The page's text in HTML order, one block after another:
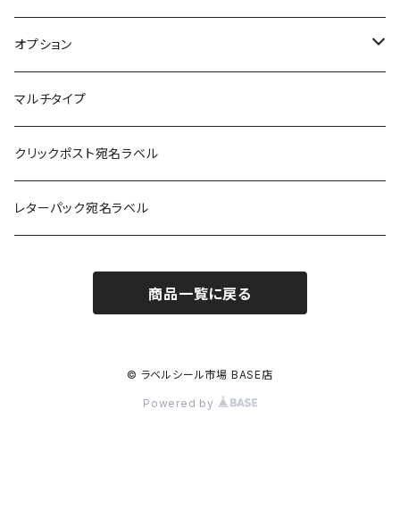
アート紙
光沢紙
耐水フィルム
訂正用
コート紙
光沢紙
和紙
フィルム
オプション
簡易印刷
マルチタイプ
クリックポスト宛名ラベル
レターパック宛名ラベル
商品一覧に戻る
© ラベルシール市場 BASE店
Powered by